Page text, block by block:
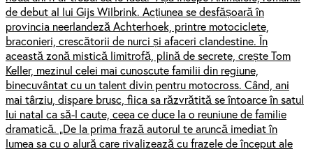
de debut al lui Gijs Wilbrink. Acțiunea se desfășoară în
provincia neerlandeză Achterhoek, printre motociclete,
braconieri, crescătorii de nurci și afaceri clandestine. În
această zonă mistică limitrofă, plină de secrete, crește Tom
Keller, mezinul celei mai cunoscute familii din regiune,
binecuvântat cu un talent divin pentru motocross. Când, ani
mai târziu, dispare brusc, fiica sa răzvrătită se întoarce în satul
lui natal ca să-l caute, ceea ce duce la o reuniune de familie
dramatică. „De la prima frază autorul te aruncă imediat în
lumea sa cu o alură care rivalizează cu frazele de început ale